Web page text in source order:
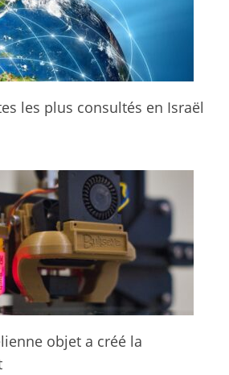
les plus consultés en Israël
objet a créé la